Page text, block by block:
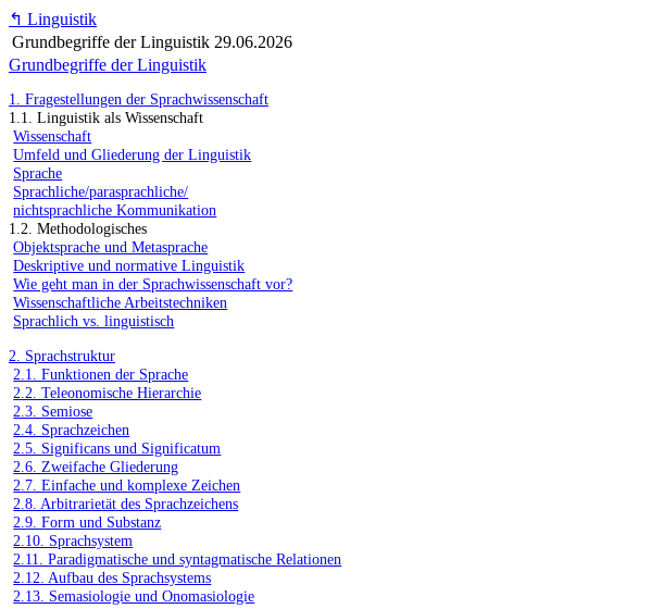
↰ Linguistik
Grundbegriffe der Linguistik 29.06.2026
Grundbegriffe der Linguistik
1. Fragestellungen der Sprachwissenschaft
1.1. Linguistik als Wissenschaft
Wissenschaft
Umfeld und Gliederung der Linguistik
Sprache
Sprachliche/parasprachliche/
nichtsprachliche Kommunikation
1.2. Methodologisches
Objektsprache und Metasprache
Deskriptive und normative Linguistik
Wie geht man in der Sprachwissenschaft vor?
Wissenschaftliche Arbeitstechniken
Sprachlich vs. linguistisch
2. Sprachstruktur
2.1. Funktionen der Sprache
2.2. Teleonomische Hierarchie
2.3. Semiose
2.4. Sprachzeichen
2.5. Significans und Significatum
2.6. Zweifache Gliederung
2.7. Einfache und komplexe Zeichen
2.8. Arbitrarietät des Sprachzeichens
2.9. Form und Substanz
2.10. Sprachsystem
2.11. Paradigmatische und syntagmatische Relationen
2.12. Aufbau des Sprachsystems
2.13. Semasiologie und Onomasiologie